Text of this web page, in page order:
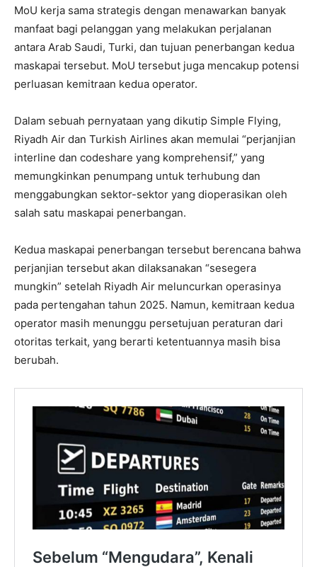
MoU kerja sama strategis dengan menawarkan banyak
manfaat bagi pelanggan yang melakukan perjalanan
antara Arab Saudi, Turki, dan tujuan penerbangan kedua
maskapai tersebut. MoU tersebut juga mencakup potensi
perluasan kemitraan kedua operator.
Dalam sebuah pernyataan yang dikutip Simple Flying,
Riyadh Air dan Turkish Airlines akan memulai “perjanjian
interline dan codeshare yang komprehensif,” yang
memungkinkan penumpang untuk terhubung dan
menggabungkan sektor-sektor yang dioperasikan oleh
salah satu maskapai penerbangan.
Kedua maskapai penerbangan tersebut berencana bahwa
perjanjian tersebut akan dilaksanakan “sesegera
mungkin” setelah Riyadh Air meluncurkan operasinya
pada pertengahan tahun 2025. Namun, kemitraan kedua
operator masih menunggu persetujuan peraturan dari
otoritas terkait, yang berarti ketentuannya masih bisa
berubah.